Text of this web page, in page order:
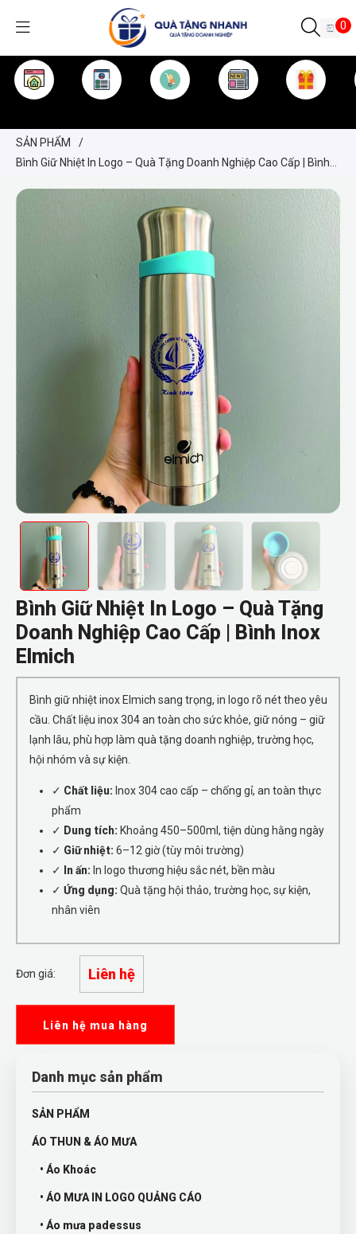
0
SẢN PHẨM
/
Bình Giữ Nhiệt In Logo – Quà Tặng Doanh Nghiệp Cao Cấp | Bình
Bình Giữ Nhiệt In Logo – Quà Tặng
Doanh Nghiệp Cao Cấp | Bình Inox
Elmich
Bình giữ nhiệt inox Elmich sang trọng, in logo rõ nét theo yêu
cầu. Chất liệu inox 304 an toàn cho sức khỏe, giữ nóng – giữ
lạnh lâu, phù hợp làm quà tặng doanh nghiệp, trường học,
hội nhóm và sự kiện.
✓ Chất liệu: Inox 304 cao cấp – chống gỉ, an toàn thực
phẩm
✓ Dung tích: Khoảng 450–500ml, tiện dùng hằng ngày
✓ Giữ nhiệt: 6–12 giờ (tùy môi trường)
✓ In ấn: In logo thương hiệu sắc nét, bền màu
✓ Ứng dụng: Quà tặng hội thảo, trường học, sự kiện,
nhân viên
Đơn giá: Liên hệ
Liên hệ mua hàng
Danh mục sản phẩm
SẢN PHẨM
ÁO THUN & ÁO MƯA
• Áo Khoác
• ÁO MƯA IN LOGO QUẢNG CÁO
• Áo mưa padessus